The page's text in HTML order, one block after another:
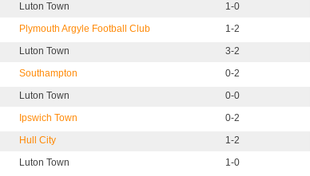
Luton Town
1-0
Plymouth Argyle Football Club
1-2
Luton Town
3-2
Southampton
0-2
Luton Town
0-0
Ipswich Town
0-2
Hull City
1-2
Luton Town 1-0